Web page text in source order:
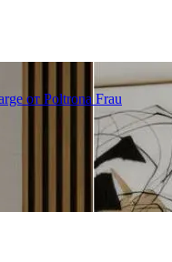
от Poltrona Frau